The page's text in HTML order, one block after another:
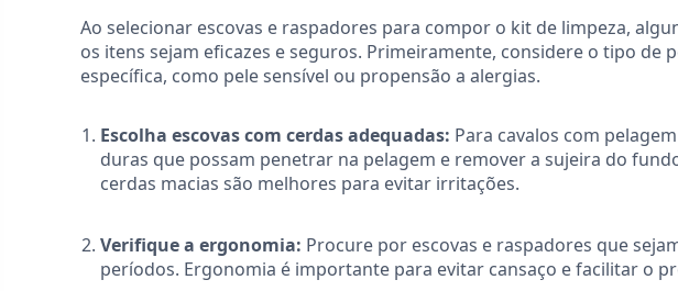
Ao selecionar escovas e raspadores para compor o kit de limpeza,
os itens sejam eficazes e seguros. Primeiramente, considere o tipo de
específica, como pele sensível ou propensão a alergias.
Escolha escovas com cerdas adequadas: Para cavalos com
duras que possam penetrar na pelagem e remover a sujeira do
cerdas macias são melhores para evitar irritações.
Verifique a ergonomia: Procure por escovas e raspadores que
períodos. Ergonomia é importante para evitar cansaço e facilitar o